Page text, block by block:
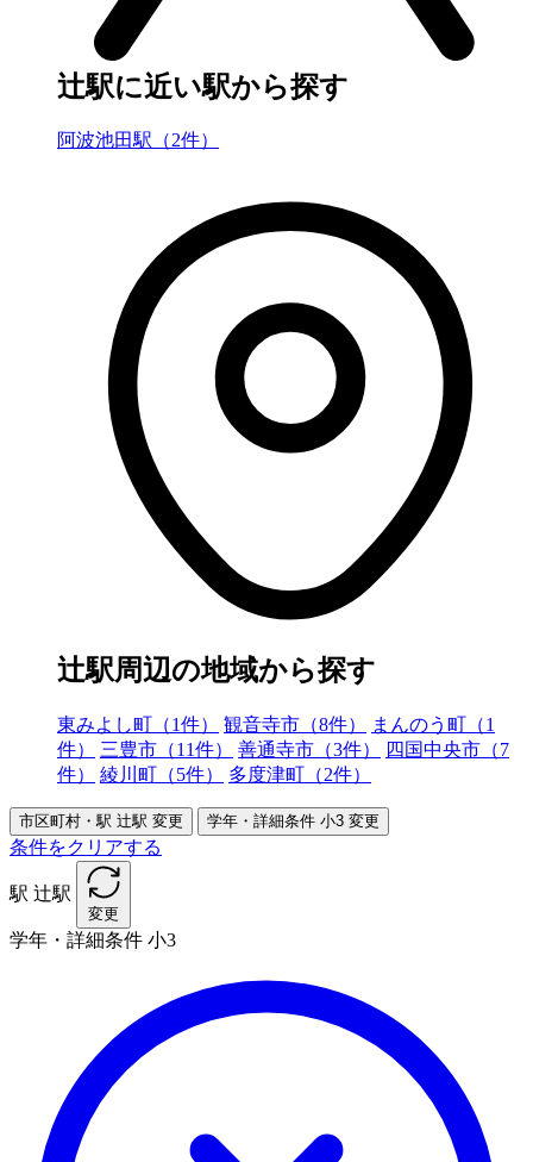
辻駅に近い駅から探す
阿波池田駅（2件）
辻駅周辺の地域から探す
東みよし町（1件） 観音寺市（8件）
まんのう町（1
件）
三豊市（11件） 善通寺市（3件）
四国中央市（7
件）
綾川町（5件） 多度津町（2件）
市区町村・駅 辻駅 変更 学年・詳細条件 小3 変更
条件をクリアする
駅 辻駅
変更
学年・詳細条件 小3